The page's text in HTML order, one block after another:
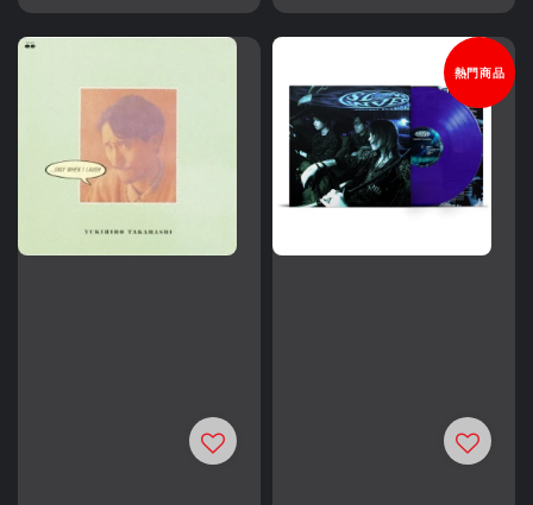
price
price
熱門商品